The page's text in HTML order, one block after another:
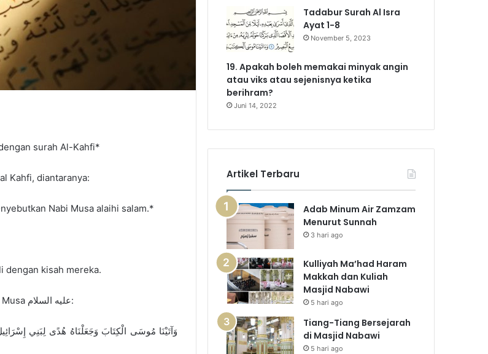
surah Al-Kahfi*
Kahfi, diantaranya:
Nabi Musa alaihi salam.*
dengan kisah mereka.
Ayat yang berkaitan dengan Bani Israil dan menyebut Nabi Musa عليه السلام:
Tadabur Surah Al Isra
Ayat 1-8
November 5, 2023
19. Apakah boleh memakai minyak angin
atau viks atau sejenisnya ketika
berihram?
Juni 14, 2022
Artikel Terbaru
Adab Minum Air Zamzam
Menurut Sunnah
3 hari ago
Kulliyah Ma’had Haram
Makkah dan Kuliah
Masjid Nabawi
5 hari ago
Tiang-Tiang Bersejarah
di Masjid Nabawi
5 hari ago